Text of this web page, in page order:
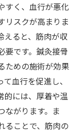
すく、血行が悪化
リスクが高まりま
えると、筋肉が収
要です。鍼灸接骨
ための施術が効果
血行を促進し、
的には、厚着や温
ながります。ま
ることで、筋肉の